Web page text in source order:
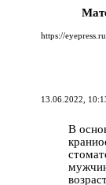
https://
13.06.2022,
В